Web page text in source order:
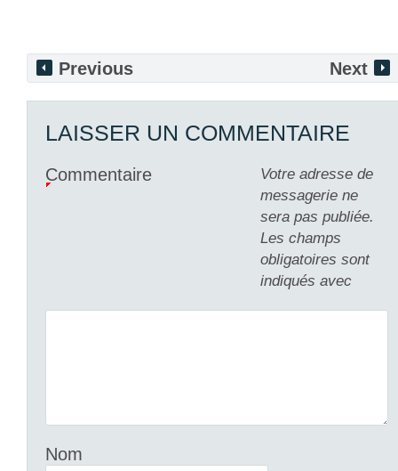
Previous Next
LAISSER UN COMMENTAIRE
Votre adresse de
messagerie ne
sera pas publiée.
Les champs
obligatoires sont
indiqués avec
Commentaire
Nom